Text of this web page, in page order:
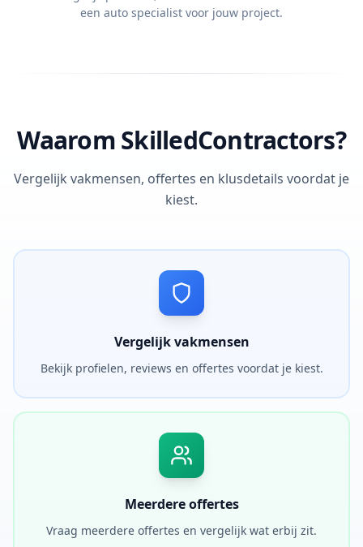
een auto specialist voor jouw project.
Waarom SkilledContractors?
Vergelijk vakmensen, offertes en klusdetails voordat je
kiest.
Vergelijk vakmensen
Bekijk profielen, reviews en offertes voordat je kiest.
Meerdere offertes
Vraag meerdere offertes en vergelijk wat erbij zit.